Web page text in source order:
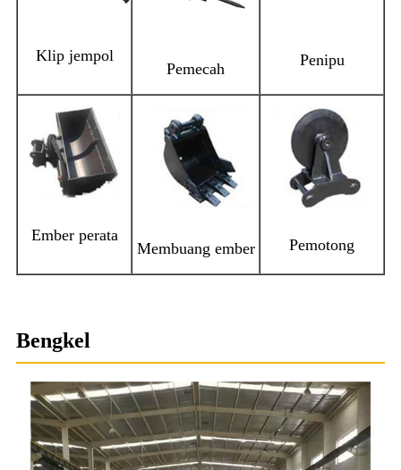
Klip jempol
Pemecah
Penipu
Ember perata
Membuang ember Pemotong
Bengkel